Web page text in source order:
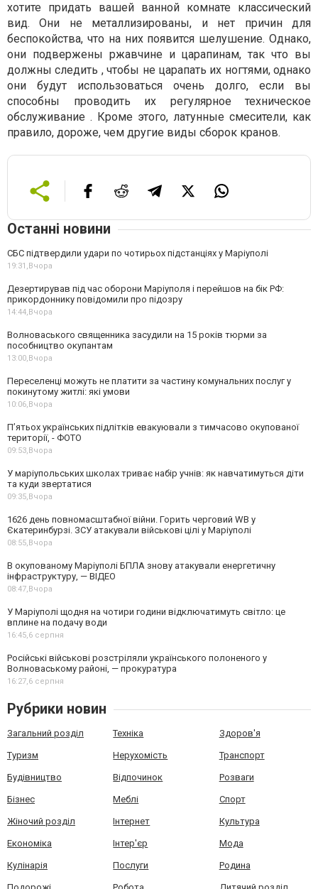
хотите придать вашей ванной комнате классический
вид. Они не металлизированы, и нет причин для
беспокойства, что на них появится шелушение. Однако,
они подвержены ржавчине и царапинам, так что вы
должны следить , чтобы не царапать их ногтями, однако
они будут использоваться очень долго, если вы
способны проводить их регулярное техническое
обслуживание . Кроме этого, латунные смесители, как
правило, дороже, чем другие виды сборок кранов.
Останні новини
СБС підтвердили удари по чотирьох підстанціях у Маріуполі
19:31,Вчора
Дезертирував під час оборони Маріуполя і перейшов на бік РФ:
прикордоннику повідомили про підозру
14:44,Вчора
Волноваського священника засудили на 15 років тюрми за
пособництво окупантам
13:00,Вчора
Переселенці можуть не платити за частину комунальних послуг у
покинутому житлі: які умови
10:06,Вчора
П’ятьох українських підлітків евакуювали з тимчасово окупованої
території, - ФОТО
09:53,Вчора
У маріупольських школах триває набір учнів: як навчатимуться діти
та куди звертатися
09:35,Вчора
1626 день повномасштабної війни. Горить черговий WB у
Єкатеринбурзі. ЗСУ атакували військові цілі у Маріуполі
08:55,Вчора
В окупованому Маріуполі БПЛА знову атакували енергетичну
інфраструктуру, — ВІДЕО
08:47,Вчора
У Маріуполі щодня на чотири години відключатимуть світло: це
вплине на подачу води
16:45,6 серпня
Російські військові розстріляли українського полоненого у
Волноваському районі, — прокуратура
16:27,6 серпня
Рубрики новин
Загальний розділ Техніка Здоров'я
Туризм Нерухомість Транспорт
Будівництво Відпочинок Розваги
Бізнес Меблі Спорт
Жіночий розділ Інтернет Культура
Економіка Інтер'єр Мода
Кулінарія Послуги Родина